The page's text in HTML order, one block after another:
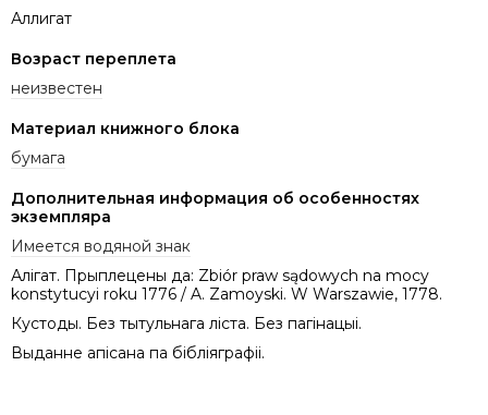
Аллигат
Возраст переплета
неизвестен
Материал книжного блока
бумага
Дополнительная информация об особенностях
экземпляра
Имеется водяной знак
Алігат. Прыплецены да: Zbiór praw sądowych na mocy
konstytucyi roku 1776 / A. Zamoyski. W Warszawie, 1778.
Кустоды. Без тытульнага ліста. Без пагінацыі.
Выданне апісана па бібліяграфіі.